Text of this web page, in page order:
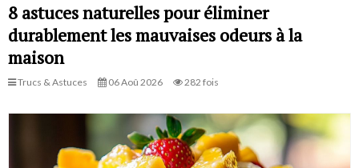
8 astuces naturelles pour éliminer
durablement les mauvaises odeurs à la
maison
Trucs & Astuces 06 Aoû 2026 282 fois